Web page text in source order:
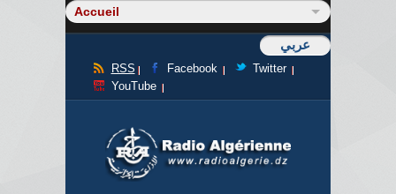
عربي
RSS Facebook
Twitter
YouTube